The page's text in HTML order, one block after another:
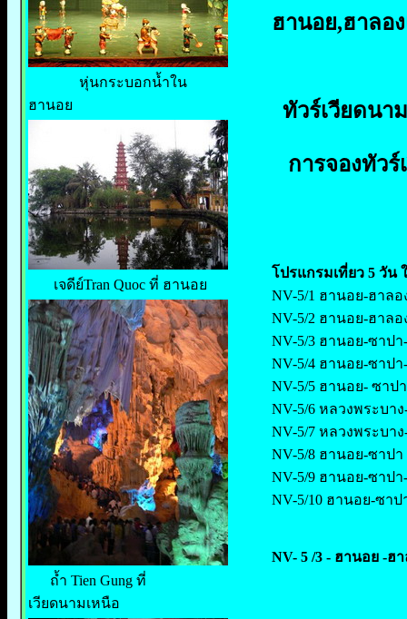
หุ่นกระบอกน้ำใน
ฮานอย
เจดีย์Tran Quoc ที่ ฮานอย
ถ้ำ Tien Gung ที่
เวียดนามเหนือ
ฮานอย,ฮาลอ
ทัวร์เวียดนา
การจองทัวร์
โปรแกรมเที่ยว 5 วัน
NV-5/1 ฮานอย-ฮาล
NV-5/2 ฮานอย-ฮาล
NV-5/3 ฮานอย-ซาป
NV-5/4 ฮานอย-ซาปา
NV-5/5 ฮานอย- ซาป
NV-5/6 หลวงพระบา
NV-5/7 หลวงพระบา
NV-5/8 ฮานอย-ซาปา
NV-5/9 ฮานอย-ซาปา
NV-5/10 ฮานอย-ซา
NV- 5 /3 - ฮานอย -ฮ